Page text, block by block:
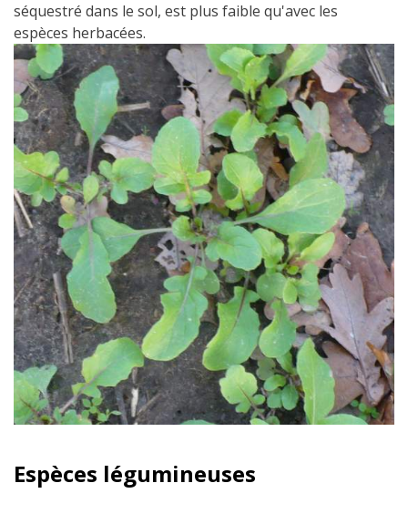
séquestré dans le sol, est plus faible qu'avec les
espèces herbacées.
Espèces légumineuses